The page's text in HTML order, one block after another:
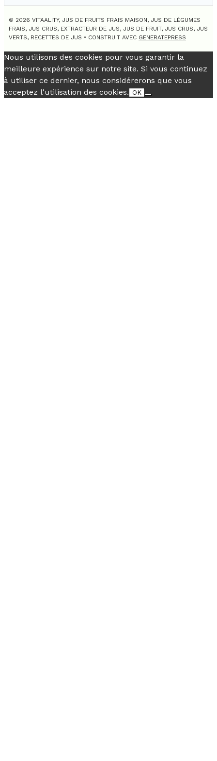
© 2026 VITAALITY, JUS DE FRUITS FRAIS MAISON, JUS DE LÉGUMES
FRAIS, JUS CRUS, EXTRACTEUR DE JUS, JUS DE FRUIT, JUS CRUS, JUS
VERTS, RECETTES DE JUS • CONSTRUIT AVEC GENERATEPRESS
Nous utilisons des cookies pour vous garantir la
meilleure expérience sur notre site. Si vous continuez
à utiliser ce dernier, nous considérerons que vous
acceptez l'utilisation des cookies. OK